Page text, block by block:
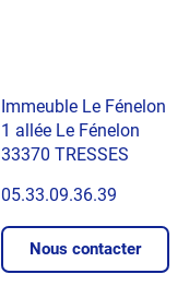
Immeuble Le Fénelon
1 allée Le Fénelon
33370 TRESSES
05.33.09.36.39
Nous contacter